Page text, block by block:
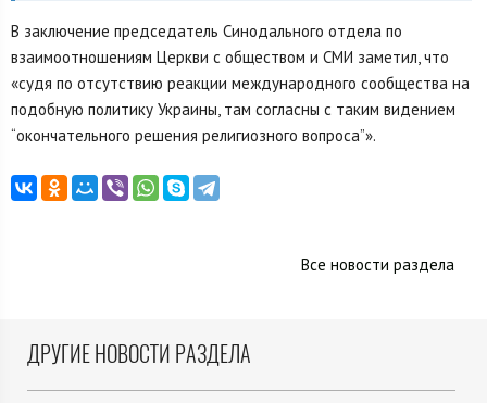
В заключение председатель Синодального отдела по
взаимоотношениям Церкви с обществом и СМИ заметил, что
«судя по отсутствию реакции международного сообщества на
подобную политику Украины, там согласны с таким видением
“окончательного решения религиозного вопроса”».
Все новости раздела
ДРУГИЕ НОВОСТИ РАЗДЕЛА